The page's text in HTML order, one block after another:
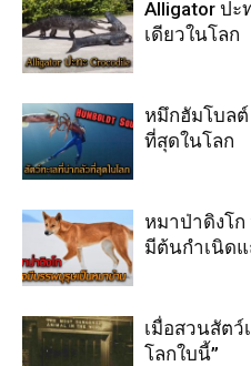
Alligator ปะ
เดียวในโลก
หมึกฮัมโบล
ที่สุดในโลก
หมาป่าดิงโ
มีต้นกำเนิดแ
เมื่อสวนสัต
โลกใบนี้”